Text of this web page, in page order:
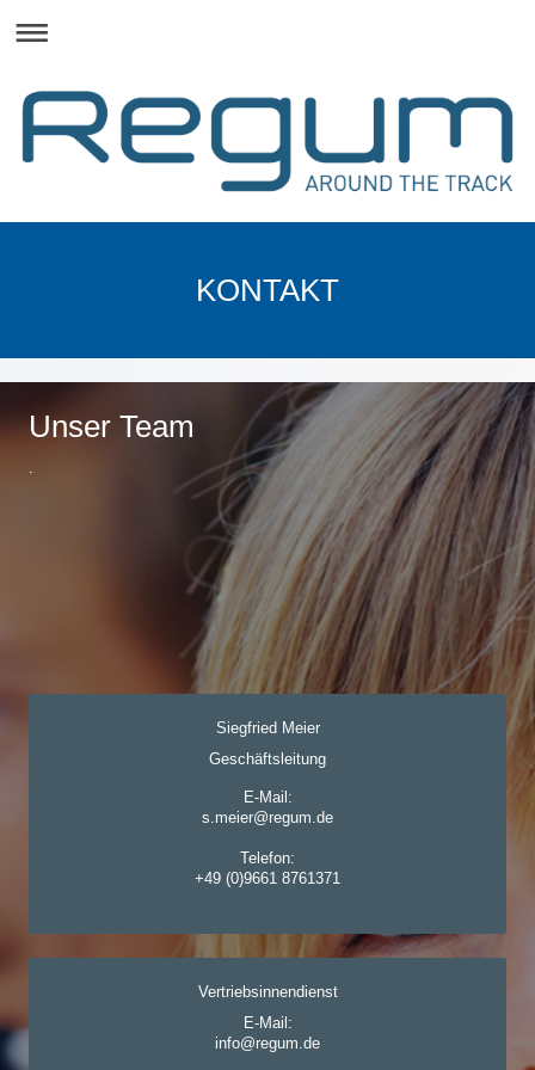
KONTAKT
Unser Team
.
Siegfried Meier
Geschäftsleitung
E-Mail:
s.meier@regum.de
Telefon:
+49 (0)9661 8761371
Vertriebsinnendienst
E-Mail:
info@regum.de